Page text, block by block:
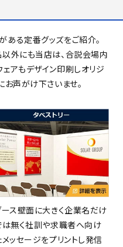
る定番グッズをご紹介。
外にも当店は、合説会場内
アもデザイン印刷しオリジ
お声がけ下さいませ。
ース壁面に大きく企業名だけ
は無く社訓や求職者へ向け
メッセージをプリントし発信